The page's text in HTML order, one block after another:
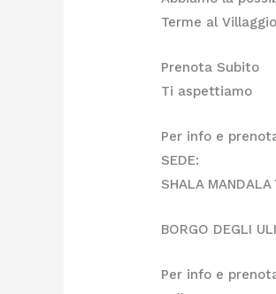
Terme al
Prenota Subito
Ti aspettiamo
Per info e
SEDE:
SHALA MANDALA
BORGO DEGLI
Per info e